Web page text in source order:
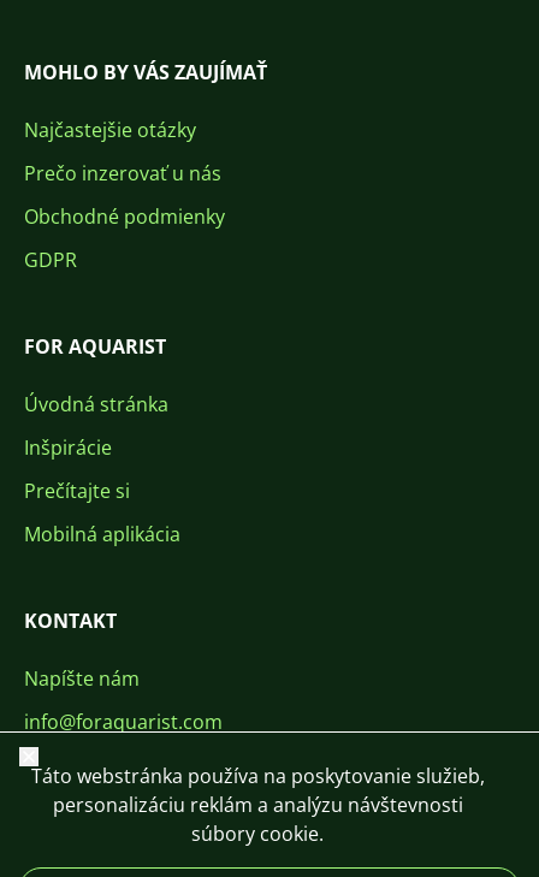
MOHLO BY VÁS ZAUJÍMAŤ
Najčastejšie otázky
Prečo inzerovať u nás
Obchodné podmienky
GDPR
FOR AQUARIST
Úvodná stránka
Inšpirácie
Prečítajte si
Mobilná aplikácia
KONTAKT
Napíšte nám
info@foraquarist.com
+420 603 449 602
Zavrieť
Táto webstránka používa na poskytovanie služieb,
personalizáciu reklám a analýzu návštevnosti
súbory cookie.